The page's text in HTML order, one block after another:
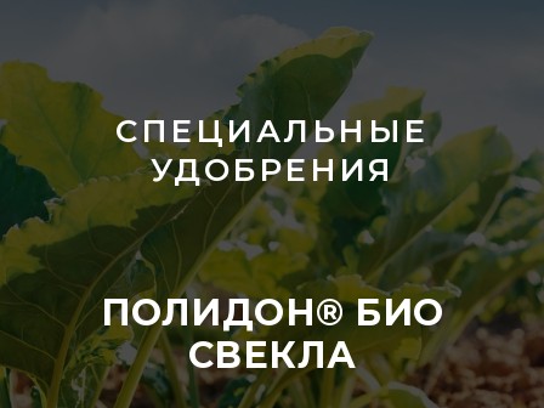
СПЕЦИАЛЬНЫЕ
УДОБРЕНИЯ
ПОЛИДОН® БИО
СВЕКЛА